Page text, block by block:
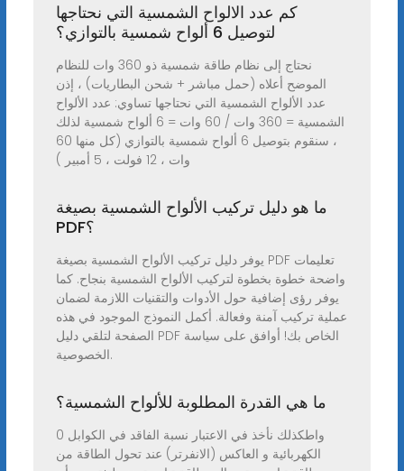
كم عدد الالواح الشمسية التي نحتاجها
لتوصيل 6 ألواح شمسية بالتوازي؟
نحتاج إلى نظام طاقة شمسية ذو 360 وات للنظام
الموضح أعلاه (حمل مباشر + شحن البطاريات) ، إذن
عدد الألواح الشمسية التي نحتاجها تساوي: عدد الألواح
الشمسية = 360 وات / 60 وات = 6 ألواح شمسية لذلك
، سنقوم بتوصيل 6 ألواح شمسية بالتوازي (كل منها 60
وات ، 12 فولت ، 5 أمبير )
ما هو دليل تركيب الألواح الشمسية بصيغة
PDF؟
يوفر دليل تركيب الألواح الشمسية بصيغة PDF تعليمات
واضحة خطوة بخطوة لتركيب الألواح الشمسية بنجاح. كما
يوفر رؤى إضافية حول الأدوات والتقنيات اللازمة لضمان
عملية تركيب آمنة وفعالة. أكمل النموذج الموجود في هذه
الصفحة لتلقي دليل PDF الخاص بك! أوافق على سياسة
الخصوصية.
ما هي القدرة المطلوبة للألواح الشمسية؟
0 واطكذلك نأخذ في الاعتبار نسبة الفاقد في الكوابل
الكهربائية و العاكس (الانفرتر) عند تحول الطاقة من